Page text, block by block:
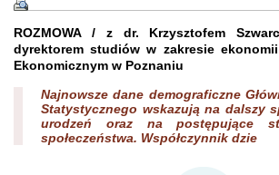
ROZMOWA / z dr. Krzysztofem
dyrektorem studiów w zakresie
Ekonomicznym w Poznaniu
Najnowsze dane demograficzne
Statystycznego wskazują na dalszy
urodzeń oraz na postępujące
społeczeństwa. Współczynnik dzie